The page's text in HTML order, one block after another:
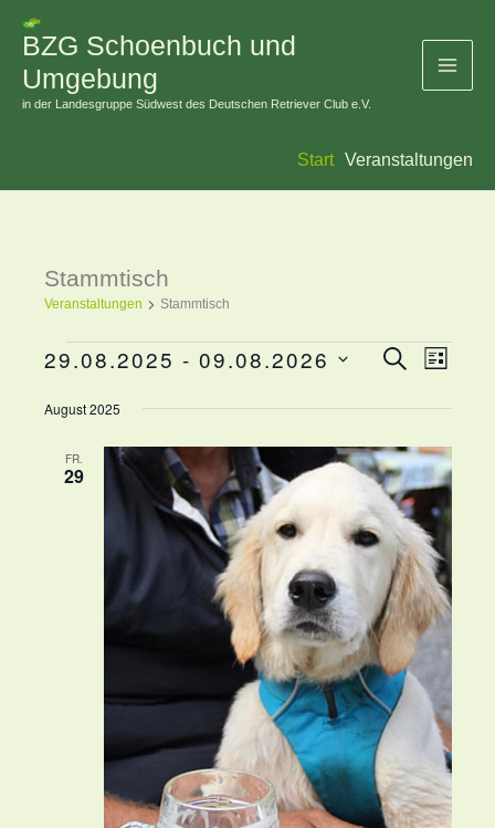
Zum
Inhalt
springen
BZG Schoenbuch und
Umgebung
in der Landesgruppe Südwest des Deutschen Retriever Club e.V.
Start Veranstaltungen
Stammtisch
Veranstaltungen Stammtisch
Veranstaltungen
Ansichten,
Navigation
Suche
Liste
29.08.2025 - 09.08.2026
wählen.
August 2025
FR.
29